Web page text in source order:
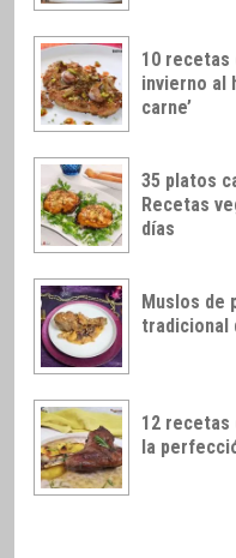
10 recetas
invierno al
carne’
35 platos
Recetas
días
Muslos de
tradicional
12 recetas
la